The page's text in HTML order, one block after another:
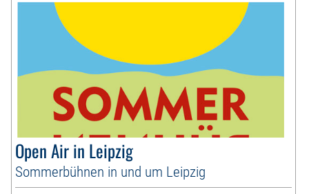
Open Air in Leipzig
Sommerbühnen in und um Leipzig